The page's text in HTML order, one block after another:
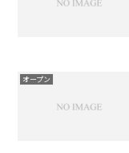
オープン